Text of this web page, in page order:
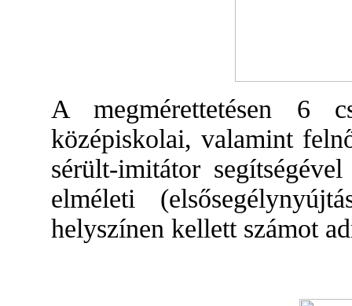
A megmérettetésen 6
középiskolai, valamint
sérült-imitátor
elméleti
helyszínen kellett számot